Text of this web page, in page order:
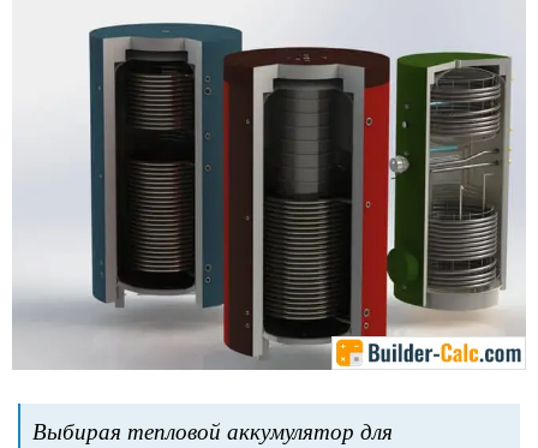
Выбирая тепловой аккумулятор для